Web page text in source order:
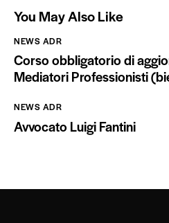
You May Also Like
NEWS ADR
Corso obbligatorio di
Mediatori Professionisti
NEWS ADR
Avvocato Luigi Fantini